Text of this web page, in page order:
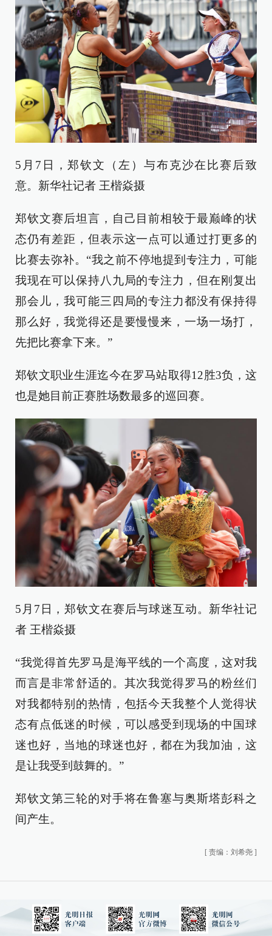
5月7日，郑钦文（左）与布克沙在比赛后致
意。新华社记者 王楷焱摄
郑钦文赛后坦言，自己目前相较于最巅峰的状
态仍有差距，但表示这一点可以通过打更多的
比赛去弥补。“我之前不停地提到专注力，可能
我现在可以保持八九局的专注力，但在刚复出
那会儿，我可能三四局的专注力都没有保持得
那么好，我觉得还是要慢慢来，一场一场打，
先把比赛拿下来。”
郑钦文职业生涯迄今在罗马站取得12胜3负，这
也是她目前正赛胜场数最多的巡回赛。
5月7日，郑钦文在赛后与球迷互动。新华社记
者 王楷焱摄
“我觉得首先罗马是海平线的一个高度，这对我
而言是非常舒适的。其次我觉得罗马的粉丝们
对我都特别的热情，包括今天我整个人觉得状
态有点低迷的时候，可以感受到现场的中国球
迷也好，当地的球迷也好，都在为我加油，这
是让我受到鼓舞的。”
郑钦文第三轮的对手将在鲁塞与奥斯塔彭科之
间产生。
[ 责编：刘希尧 ]